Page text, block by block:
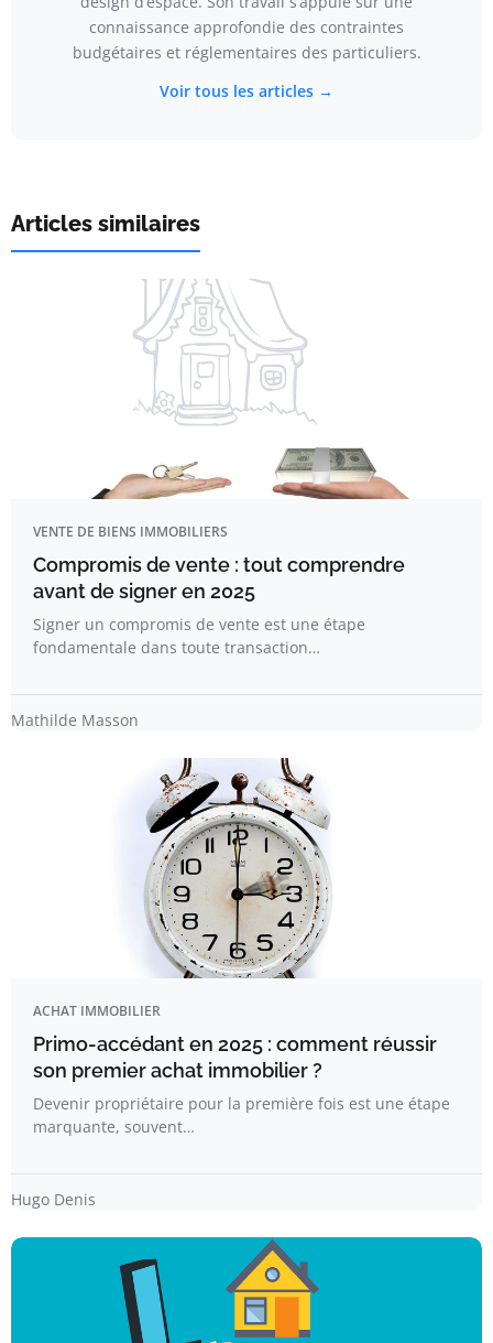
connaissance approfondie des contraintes
budgétaires et réglementaires des particuliers.
Voir tous les articles →
Articles similaires
VENTE DE BIENS IMMOBILIERS
Compromis de vente : tout comprendre
avant de signer en 2025
Signer un compromis de vente est une étape
fondamentale dans toute transaction…
Mathilde Masson
ACHAT IMMOBILIER
Primo-accédant en 2025 : comment réussir
son premier achat immobilier ?
Devenir propriétaire pour la première fois est une étape
marquante, souvent…
Hugo Denis